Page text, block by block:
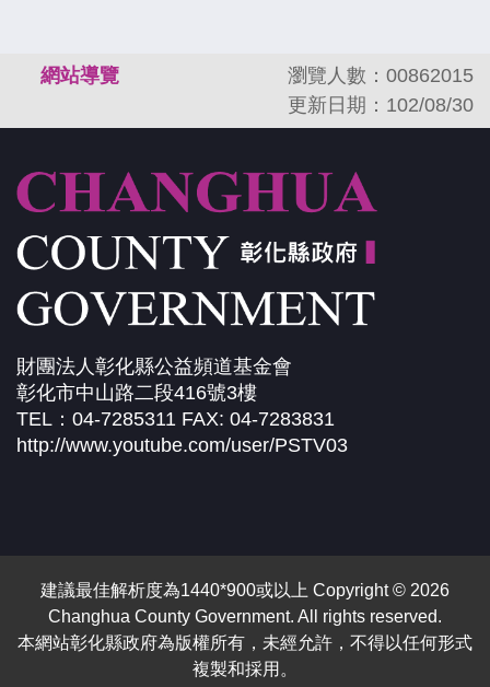
網站導覽
瀏覽人數：00862015
更新日期：102/08/30
財團法人彰化縣公益頻道基金會
彰化市中山路二段416號3樓
TEL：04-7285311 FAX: 04-7283831
http://www.youtube.com/user/PSTV03
建議最佳解析度為1440*900或以上 Copyright © 2026
Changhua County Government. All rights reserved.
本網站彰化縣政府為版權所有，未經允許，不得以任何形式
複製和採用。